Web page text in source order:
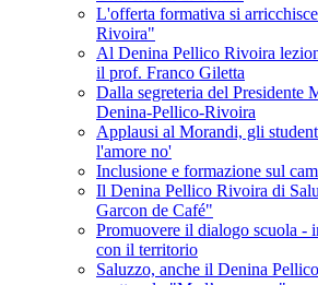
L'offerta formativa si
Rivoira"
Al Denina Pellico Rivoira
il prof. Franco Giletta
Dalla segreteria del Presidente
Denina-Pellico-Rivoira
Applausi al Morandi, gli
l'amore no'
Inclusione e formazione sul
Il Denina Pellico Rivoira di
Garcon de Café"
Promuovere il dialogo scuola -
con il territorio
Saluzzo, anche il Denina